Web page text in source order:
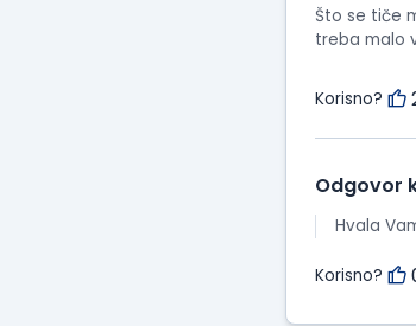
Što se tiče
treba malo
Korisno?
Odgovor
Hvala
Korisno?